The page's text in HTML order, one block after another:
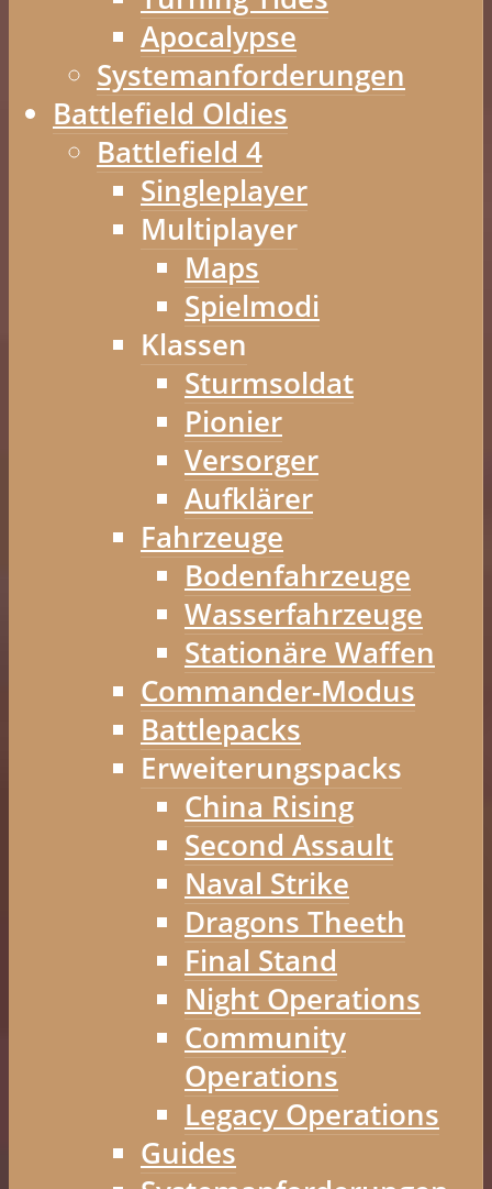
Apocalypse
Systemanforderungen
Battlefield Oldies
Battlefield 4
Singleplayer
Multiplayer
Maps
Spielmodi
Klassen
Sturmsoldat
Pionier
Versorger
Aufklärer
Fahrzeuge
Bodenfahrzeuge
Wasserfahrzeuge
Stationäre Waffen
Commander-Modus
Battlepacks
Erweiterungspacks
China Rising
Second Assault
Naval Strike
Dragons Theeth
Final Stand
Night Operations
Community
Operations
Legacy Operations
Guides